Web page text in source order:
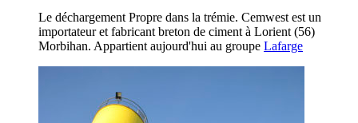
Le déchargement Propre dans la trémie. Cemwest est un
importateur et fabricant breton de ciment à Lorient (56)
Morbihan. Appartient aujourd'hui au groupe Lafarge